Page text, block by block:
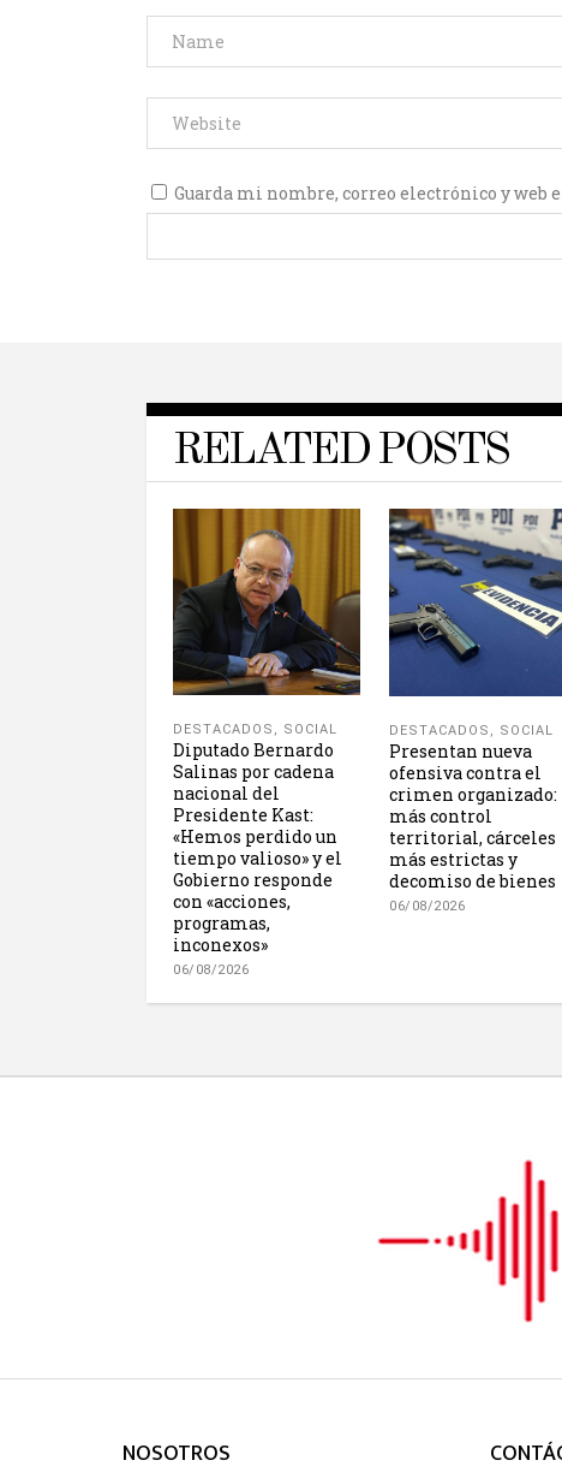
Guarda mi nombre, correo electrónico y web
RELATED POSTS
DESTACADOS , SOCIAL
Diputado Bernardo
Salinas por cadena
nacional del
Presidente Kast:
«Hemos perdido un
tiempo valioso» y el
Gobierno responde
con «acciones,
programas,
inconexos»
06/08/2026
DESTACADOS , SOCIAL
Presentan nueva
ofensiva contra el
crimen organizado:
más control
territorial, cárceles
más estrictas y
decomiso de bienes
06/08/2026
NOSOTROS